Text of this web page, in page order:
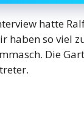
hatte
haben so viel
Die